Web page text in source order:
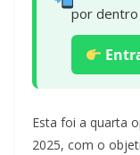
por dentro
Esta foi a quarta
2025, com o